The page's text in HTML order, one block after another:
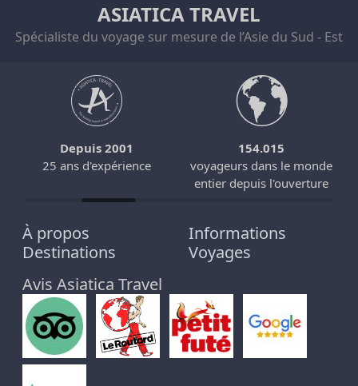
ASIATICA TRAVEL
Spécialiste du voyage sur mesure de l’Asie du Sud - Est
Depuis 2001
25 ans d'expérience
154.015
voyageurs dans le monde
entier depuis l'ouverture
À propos
Informations
Destinations
Voyages
Avis Asiatica Travel